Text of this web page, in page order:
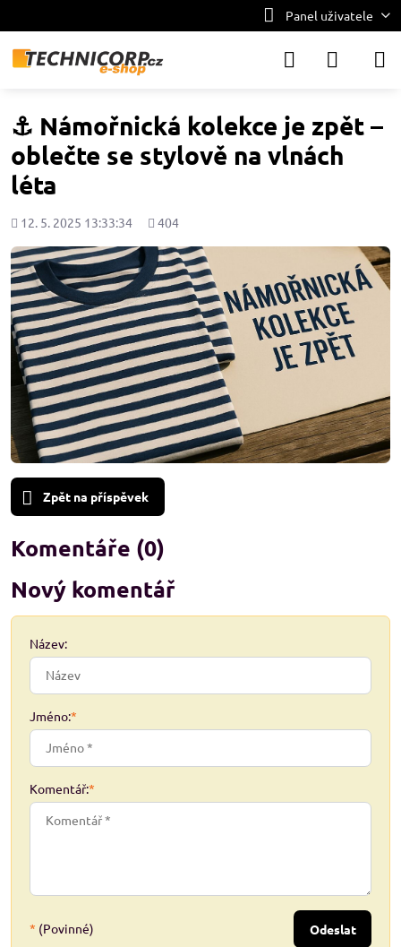
Panel uživatele
⚓ Námořnická kolekce je zpět –
oblečte se stylově na vlnách
léta
Přidáno
12. 5. 2025 13:33:34
Počet
404
Zpět na příspěvek
Komentáře (0)
Nový komentář
Název:
Jméno:*
Komentář:*
* (Povinné) Odeslat